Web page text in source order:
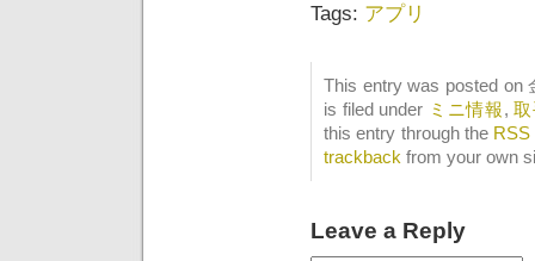
Tags: アプリ
This entry was posted on
is filed under ミニ情報,
this entry through the RSS
trackback from your own
Leave a Reply